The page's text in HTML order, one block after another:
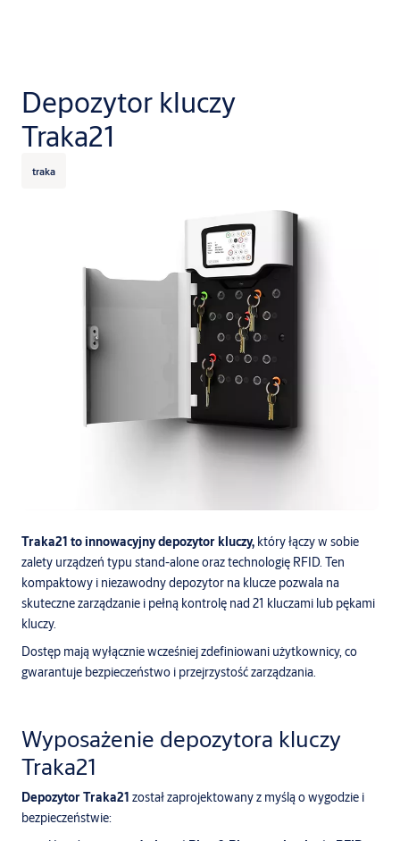
Depozytor kluczy
Traka21
traka
Traka21 to innowacyjny depozytor kluczy, który łączy w sobie
zalety urządzeń typu stand-alone oraz technologię RFID. Ten
kompaktowy i niezawodny depozytor na klucze pozwala na
skuteczne zarządzanie i pełną kontrolę nad 21 kluczami lub pękami
kluczy.
Dostęp mają wyłącznie wcześniej zdefiniowani użytkownicy, co
gwarantuje bezpieczeństwo i przejrzystość zarządzania.
Wyposażenie depozytora kluczy
Traka21
Depozytor Traka21 został zaprojektowany z myślą o wygodzie i
bezpieczeństwie: